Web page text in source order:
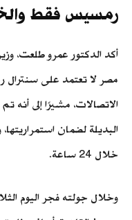
رمسيس فقط
أكد الدكتور عمرو طلعت،
مصر لا تعتمد على
الاتصالات، مشيرًا إلى أنه
البديلة لضمان
خلال 24 ساعة.
وخلال جولته فجر اليوم